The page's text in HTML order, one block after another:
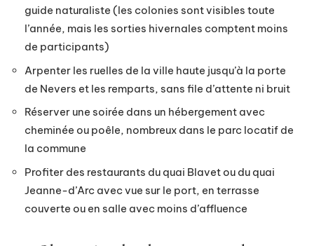
guide naturaliste (les colonies sont visibles toute
l’année, mais les sorties hivernales comptent moins
de participants)
Arpenter les ruelles de la ville haute jusqu’à la porte
de Nevers et les remparts, sans file d’attente ni bruit
Réserver une soirée dans un hébergement avec
cheminée ou poêle, nombreux dans le parc locatif de
la commune
Profiter des restaurants du quai Blavet ou du quai
Jeanne-d’Arc avec vue sur le port, en terrasse
couverte ou en salle avec moins d’affluence